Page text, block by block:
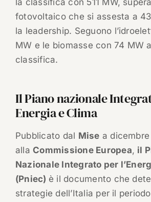
la classifica con 511 MW,
fotovoltaico che si assesta a
la leadership. Seguono
MW e le biomasse con 74 MW
classifica.
Il Piano nazionale
Energia e Clima
Pubblicato dal Mise a
allaCommissione Europea, il
Nazionale Integrato per
(Pniec) è il documento che
strategie dell’Italia per il